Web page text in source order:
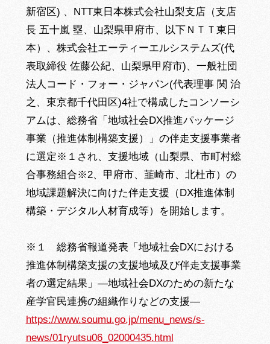
新宿区) 、NTT東日本株式会社山梨支店（支店
長 五十嵐 塁、山梨県甲府市、以下ＮＴＴ東日
本）、株式会社エーティーエルシステムズ(代
表取締役 佐藤公紀、山梨県甲府市)、一般社団
法人コード・フォー・ジャパン(代表理事 関 治
之、東京都千代田区)4社で構成したコンソーシ
アムは、総務省「地域社会DX推進パッケージ
事業（推進体制構築支援）」の伴走支援事業者
に選定※１され、支援地域（山梨県、市町村総
合事務組合※2、甲府市、韮崎市、北杜市）の
地域課題解決に向けた伴走支援（DX推進体制
構築・デジタル人材育成等）を開始します。
※１ 総務省報道発表「地域社会DXにおける
推進体制構築支援の支援地域及び伴走支援事業
者の選定結果」―地域社会DXのための新たな
産学官民連携の組織作りなどの支援―
https://www.soumu.go.jp/menu_news/s-
news/01ryutsu06_02000435.html